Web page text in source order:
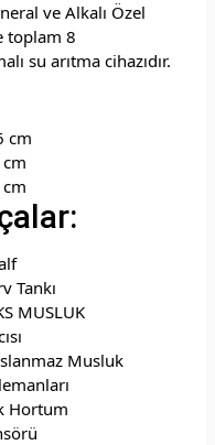
ve Alkalı Özel
toplam 8
su arıtma cihazıdır.
cm
Tankı
MUSLUK
Musluk
Hortum